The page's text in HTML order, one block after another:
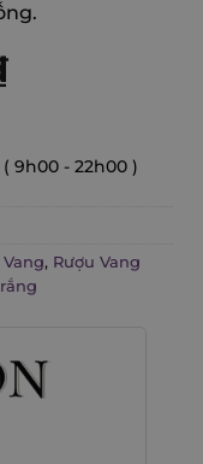
( 9h00 - 22h00 )
Vang, Rượu Vang